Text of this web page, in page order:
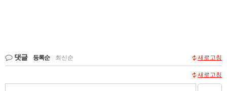
댓글 등록순 최신순 새로고침
새로고침